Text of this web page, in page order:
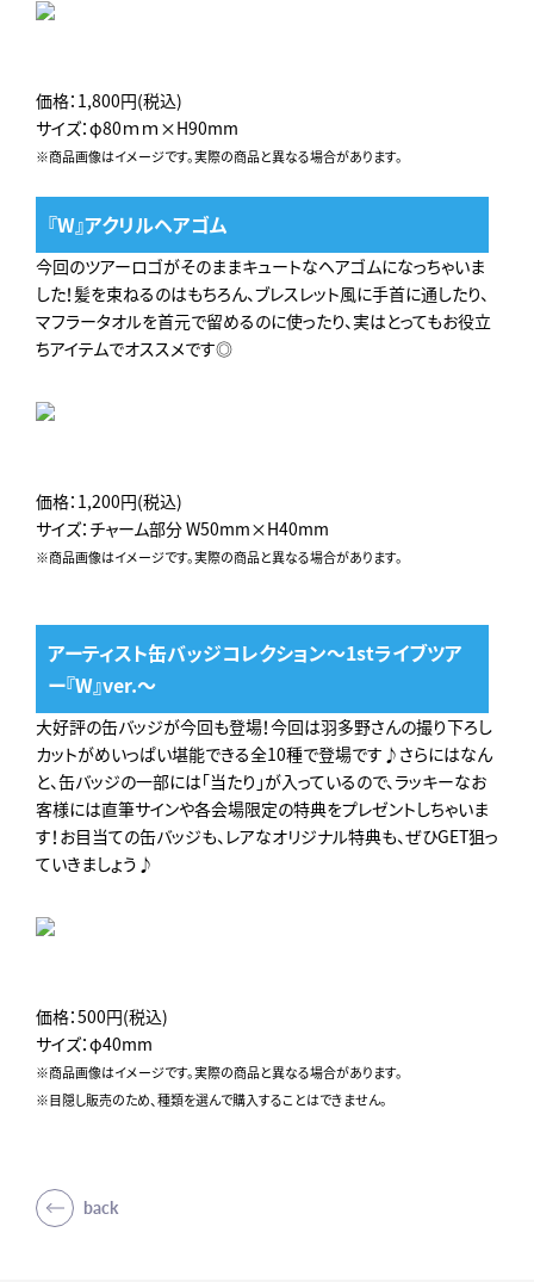
価格：1,800円(税込)
サイズ：φ80ｍｍ×H90mm
※商品画像はイメージです。実際の商品と異なる場合があります。
『W』アクリルヘアゴム
今回のツアーロゴがそのままキュートなヘアゴムになっちゃいま
した！髪を束ねるのはもちろん、ブレスレット風に手首に通したり、
マフラータオルを首元で留めるのに使ったり、実はとってもお役立
ちアイテムでオススメです◎
価格：1,200円(税込)
サイズ：チャーム部分 W50mm×H40mm
※商品画像はイメージです。実際の商品と異なる場合があります。
アーティスト缶バッジコレクション～1stライブツア
ー『W』ver.～
大好評の缶バッジが今回も登場！今回は羽多野さんの撮り下ろし
カットがめいっぱい堪能できる全10種で登場です♪さらにはなん
と、缶バッジの一部には「当たり」が入っているので、ラッキーなお
客様には直筆サインや各会場限定の特典をプレゼントしちゃいま
す！お目当ての缶バッジも、レアなオリジナル特典も、ぜひGET狙っ
ていきましょう♪
価格：500円(税込)
サイズ：φ40mm
※商品画像はイメージです。実際の商品と異なる場合があります。
※目隠し販売のため、種類を選んで購入することはできません。
back